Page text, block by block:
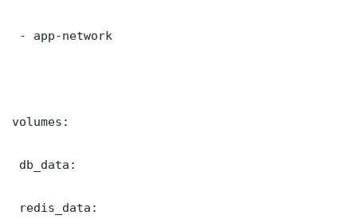
- app-network
volumes:
db_data:
redis_data: